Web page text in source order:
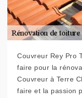
Couvreur Rey Pro
faire pour la
Couvreur à Terre
faire et la passion